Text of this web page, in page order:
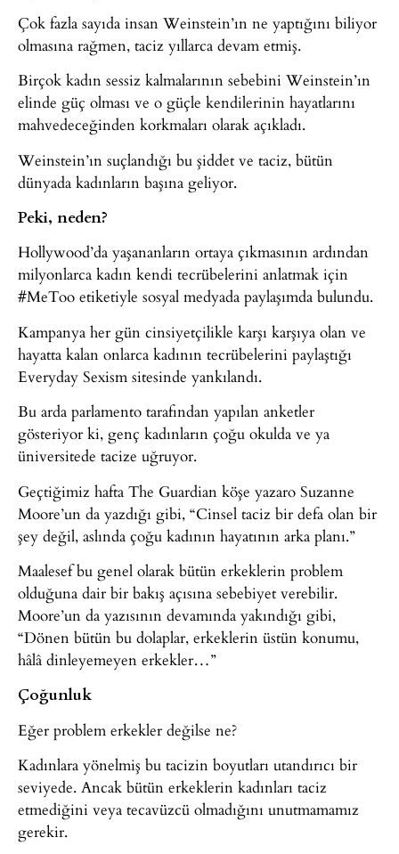
Çok fazla sayıda insan Weinstein’ın ne yaptığını biliyor
olmasına rağmen, taciz yıllarca devam etmiş.
Birçok kadın sessiz kalmalarının sebebini Weinstein’ın
elinde güç olması ve o güçle kendilerinin hayatlarını
mahvedeceğinden korkmaları olarak açıkladı.
Weinstein’ın suçlandığı bu şiddet ve taciz, bütün
dünyada kadınların başına geliyor.
Peki, neden?
Hollywood’da yaşananların ortaya çıkmasının ardından
milyonlarca kadın kendi tecrübelerini anlatmak için
#MeToo etiketiyle sosyal medyada paylaşımda bulundu.
Kampanya her gün cinsiyetçilikle karşı karşıya olan ve
hayatta kalan onlarca kadının tecrübelerini paylaştığı
Everyday Sexism sitesinde yankılandı.
Bu arda parlamento tarafından yapılan anketler
gösteriyor ki, genç kadınların çoğu okulda ve ya
üniversitede tacize uğruyor.
Geçtiğimiz hafta The Guardian köşe yazaro Suzanne
Moore’un da yazdığı gibi, “Cinsel taciz bir defa olan bir
şey değil, aslında çoğu kadının hayatının arka planı.”
Maalesef bu genel olarak bütün erkeklerin problem
olduğuna dair bir bakış açısına sebebiyet verebilir.
Moore’un da yazısının devamında yakındığı gibi,
“Dönen bütün bu dolaplar, erkeklerin üstün konumu,
hâlâ dinleyemeyen erkekler…”
Çoğunluk
Eğer problem erkekler değilse ne?
Kadınlara yönelmiş bu tacizin boyutları utandırıcı bir
seviyede. Ancak bütün erkeklerin kadınları taciz
etmediğini veya tecavüzcü olmadığını unutmamamız
gerekir.